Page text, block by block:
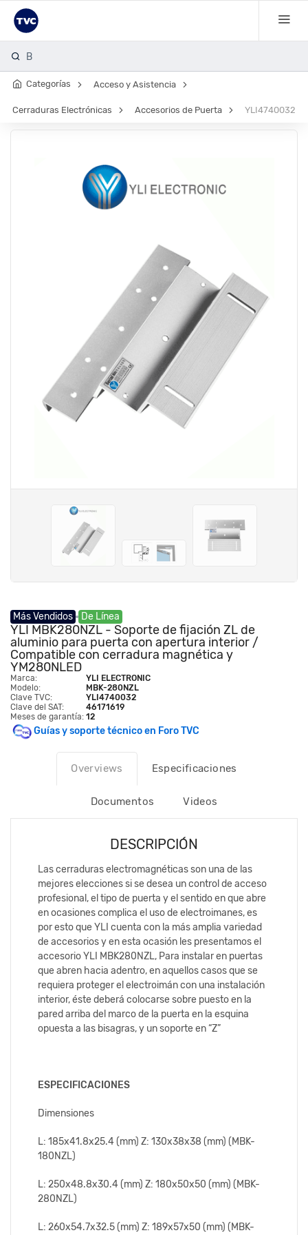
Bala
Categorías Acceso y Asistencia
Cerraduras Electrónicas Accesorios de Puerta YLI4740032
Más Vendidos De Línea
YLI MBK280NZL - Soporte de fijación ZL de
aluminio para puerta con apertura interior /
Compatible con cerradura magnética y
YM280NLED
Marca:
YLI ELECTRONIC
Modelo:
MBK-280NZL
Clave TVC:
YLI4740032
Clave del SAT:
46171619
Meses de garantía: 12
Guías y soporte técnico en Foro TVC
Overviews Especificaciones
Documentos Videos
DESCRIPCIÓN
Las cerraduras electromagnéticas son una de las
mejores elecciones si se desea un control de acceso
profesional, el tipo de puerta y el sentido en que abre
en ocasiones complica el uso de electroimanes, es
por esto que YLI cuenta con la más amplia variedad
de accesorios y en esta ocasión les presentamos el
accesorio YLI MBK280NZL, Para instalar en puertas
que abren hacia adentro, en aquellos casos que se
requiera proteger el electroimán con una instalación
interior, éste deberá colocarse sobre puesto en la
pared arriba del marco de la puerta en la esquina
opuesta a las bisagras, y un soporte en “Z”
ESPECIFICACIONES
Dimensiones
L: 185x41.8x25.4 (mm) Z: 130x38x38 (mm) (MBK-
180NZL)
L: 250x48.8x30.4 (mm) Z: 180x50x50 (mm) (MBK-
280NZL)
L: 260x54.7x32.5 (mm) Z: 189x57x50 (mm) (MBK-